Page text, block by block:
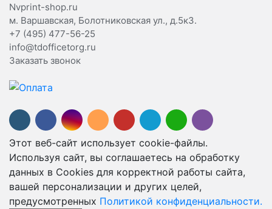
Nvprint-shop.ru
м. Варшавская, Болотниковская ул., д.5к3.
+7 (495) 477-56-25
info@tdofficetorg.ru
Заказать звонок
Этот веб-сайт использует cookie-файлы.
Используя сайт, вы соглашаетесь на обработку
данных в Cookies для корректной работы сайта,
вашей персонализации и других целей,
предусмотренных Политикой конфиденциальности.